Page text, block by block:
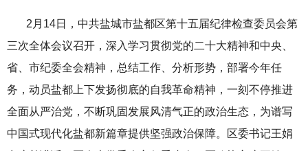
2月14日，中共盐城市盐都区第十五届纪律检查委员会第
三次全体会议召开，深入学习贯彻党的二十大精神和中央、
省、市纪委全会精神，总结工作、分析形势，部署今年任
务，动员盐都上下发扬彻底的自我革命精神，一刻不停推进
全面从严治党，不断巩固发展风清气正的政治生态，为谱写
中国式现代化盐都新篇章提供坚强政治保障。区委书记王娟